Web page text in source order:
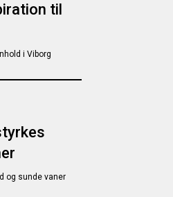
til
i Viborg
og sunde vaner